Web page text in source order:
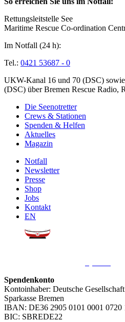
Rettungsleitstelle See
Maritime Rescue Co-ordination
Im Notfall (24 h):
Tel.: 0421 53687 - 0
UKW-Kanal 16 und 70 (DSC)
(DSC) über Bremen Rescue Radio,
Die Seenotretter
Crews & Stationen
Spenden & Helfen
Aktuelles
Magazin
Notfall
Newsletter
Presse
Shop
Jobs
Kontakt
EN
Spendenkonto
Kontoinhaber: Deutsche
Sparkasse Bremen
IBAN: DE36 2905 0101 0001 0720
BIC: SBREDE22